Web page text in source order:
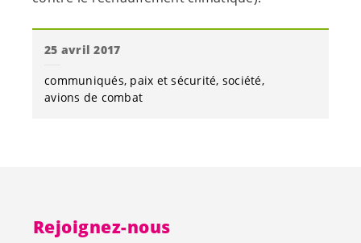
25 avril 2017
communiqués paix et sécurité société
avions de combat
Rejoignez-nous